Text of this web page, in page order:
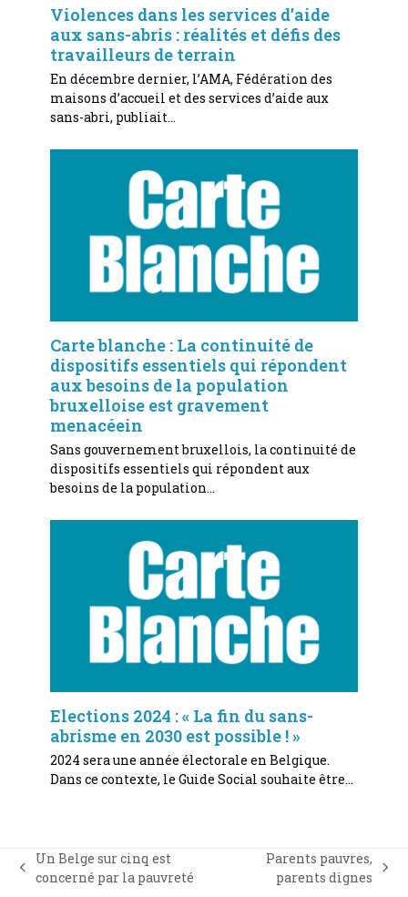
Violences dans les services d’aide
aux sans-abris : réalités et défis des
travailleurs de terrain
En décembre dernier, l’AMA, Fédération des
maisons d’accueil et des services d’aide aux
sans-abri, publiait…
Carte blanche : La continuité de
dispositifs essentiels qui répondent
aux besoins de la population
bruxelloise est gravement
menacéein
Sans gouvernement bruxellois, la continuité de
dispositifs essentiels qui répondent aux
besoins de la population…
Elections 2024 : « La fin du sans-
abrisme en 2030 est possible ! »
2024 sera une année électorale en Belgique.
Dans ce contexte, le Guide Social souhaite être…
previous
Un Belge sur cinq est
concerné par la pauvreté
Parents pauvres,
parents dignes